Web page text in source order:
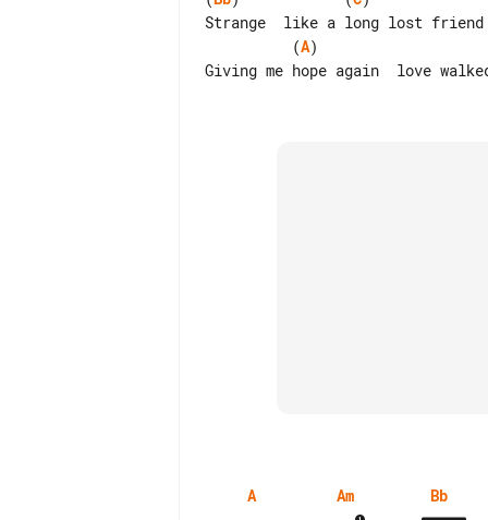
          (
A)
Giving me hope again  love
A Am Bb